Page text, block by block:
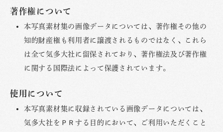
著作権について
本写真素材集の画像データについては、著作権その他の
知的財産権も利用者に譲渡されるものではなく、これら
は全て気多大社に留保されており、著作権法及び著作権
に関する国際法によって保護されています。
使用について
本写真素材集に収録されている画像データについては、
気多大社をＰＲする目的において、ご利用いただくこと